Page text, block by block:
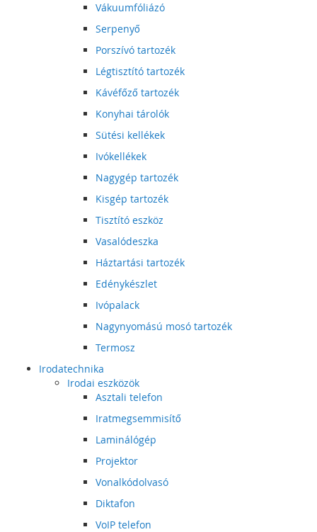
Vákuumfóliázó
Serpenyő
Porszívó tartozék
Légtisztító tartozék
Kávéfőző tartozék
Konyhai tárolók
Sütési kellékek
Ivókellékek
Nagygép tartozék
Kisgép tartozék
Tisztító eszköz
Vasalódeszka
Háztartási tartozék
Edénykészlet
Ivópalack
Nagynyomású mosó tartozék
Termosz
Irodatechnika
Irodai eszközök
Asztali telefon
Iratmegsemmisítő
Laminálógép
Projektor
Vonalkódolvasó
Diktafon
VoIP telefon